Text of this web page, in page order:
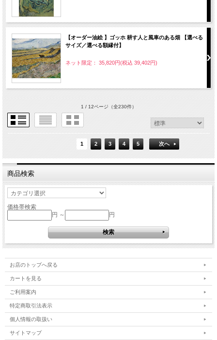
【オーダー油絵 】ゴッホ 耕す人と風車のある畑 【選べる
サイズ／選べる額縁付】
ネット限定： 35,820円(税込 39,402円)
1 / 12ページ（全230件）
1 2 3 4 5 次へ
商品検索
価格帯検索
円 ～
円
お店のトップへ戻る
カートを見る
ご利用案内
特定商取引法表示
個人情報の取扱い
サイトマップ